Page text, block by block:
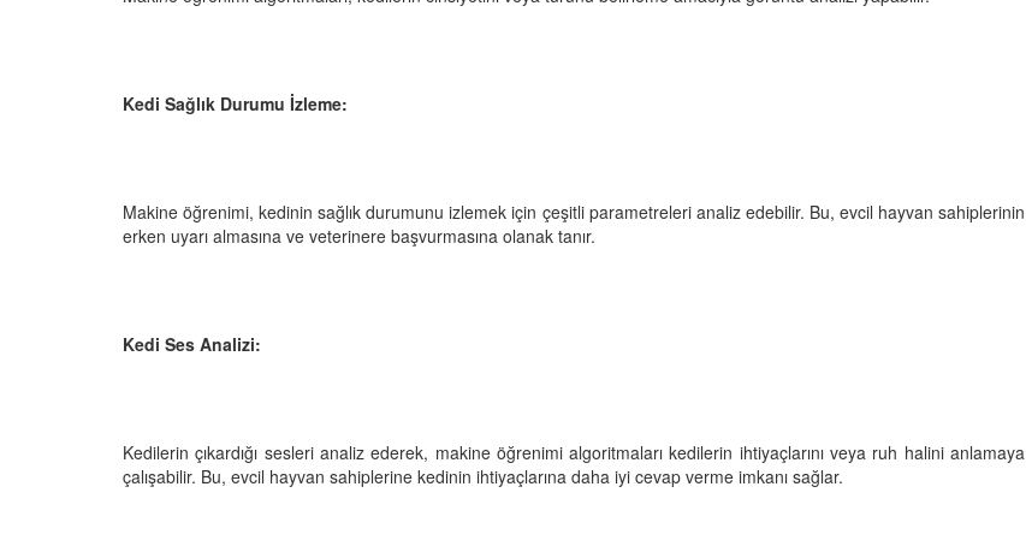
Kedi Sağlık Durumu İzleme:
Makine öğrenimi, kedinin sağlık durumunu izlemek için çeşitli parametreleri analiz edebilir. Bu, evcil hayvan sahiplerinin
erken uyarı almasına ve veterinere başvurmasına olanak tanır.
Kedi Ses Analizi:
Kedilerin çıkardığı sesleri analiz ederek, makine öğrenimi algoritmaları kedilerin ihtiyaçlarını veya ruh halini anlamaya
çalışabilir. Bu, evcil hayvan sahiplerine kedinin ihtiyaçlarına daha iyi cevap verme imkanı sağlar.
Dünyası
Vahşi Atalarına Bilimsel
Psikolojisi